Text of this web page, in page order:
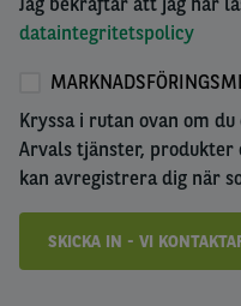
dataintegritetspolicy
Kryssa i rutan ovan om
Arvals tjänster, produkter
kan avregistrera dig när